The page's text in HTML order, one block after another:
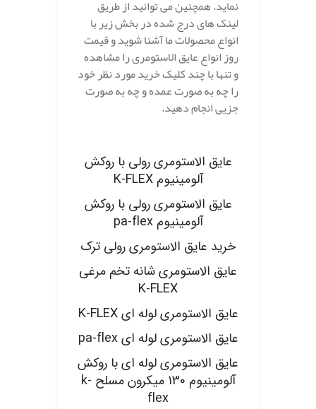
نماید. همچنین می توانید از طریق
لینک های درج شده در بخش زیر با
انواع محصولات ما آشنا شوید و قیمت
روز انواع عایق الاستومری را مشاهده
و تنها با چند کلیک خرید مورد نظر خود
را چه به صورت عمده و چه به صورت
جزیی انجام دهید.
عایق الاستومری رولی با روکش
آلومینیوم K-FLEX
عایق الاستومری رولی با روکش
آلومینیوم pa-flex
خرید عایق الاستومری رولی ترک
عایق الاستومری شانه تخم مرغی
K-FLEX
عایق الاستومری لوله ای K-FLEX
عایق الاستومری لوله ای pa-flex
عایق الاستومری لوله ای با روکش
آلومینیوم 130 میکرون مسلح k-
flex